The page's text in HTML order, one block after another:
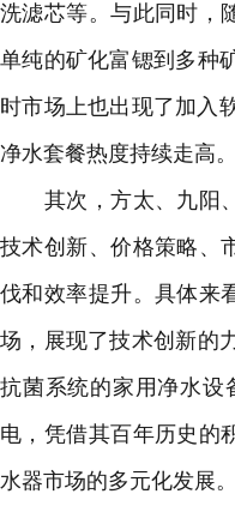
洗滤芯等。与此同时，
单纯的矿化富锶到多种
时市场上也出现了加入
净水套餐热度持续走高。
其次，方太、九阳、
技术创新、价格策略、
伐和效率提升。具体来
场，展现了技术创新的
抗菌系统的家用净水设
电，凭借其百年历史的
水器市场的多元化发展。